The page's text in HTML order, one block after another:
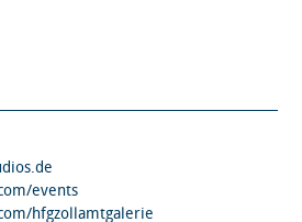
events
hfgzollamtgalerie